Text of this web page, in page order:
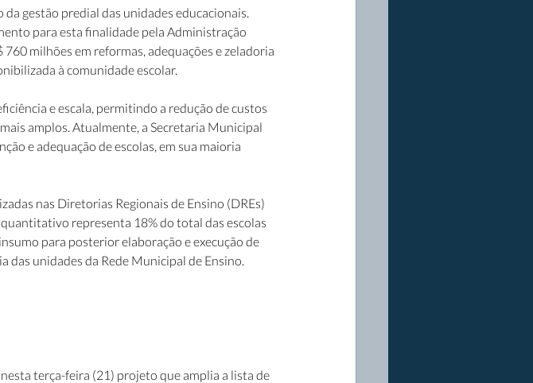
gestão predial das unidades educacionais.
para esta finalidade pela Administração
milhões em reformas, adequações e zeladoria
à comunidade escolar.
e escala, permitindo a redução de custos
amplos. Atualmente, a Secretaria Municipal
e adequação de escolas, em sua maioria
nas Diretorias Regionais de Ensino (DREs)
representa 18% do total das escolas
para posterior elaboração e execução de
das unidades da Rede Municipal de Ensino.
terça-feira (21) projeto que amplia a lista de